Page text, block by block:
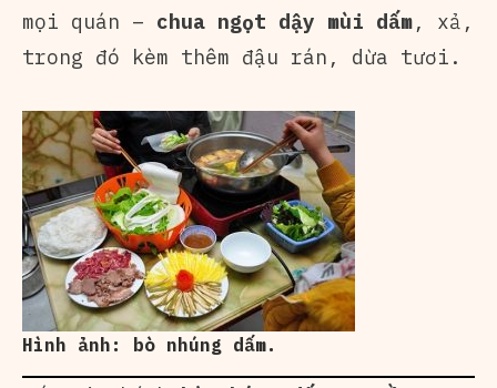
mọi quán – chua ngọt dậy mùi dấm, xả,
trong đó kèm thêm đậu rán, dừa tươi.
Hình ảnh: bò nhúng dấm.